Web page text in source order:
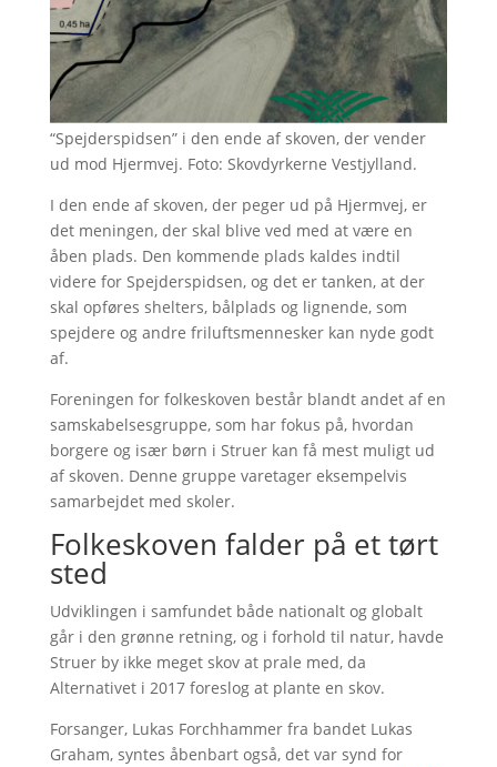
“Spejderspidsen” i den ende af skoven, der vender
ud mod Hjermvej. Foto: Skovdyrkerne Vestjylland.
I den ende af skoven, der peger ud på Hjermvej, er
det meningen, der skal blive ved med at være en
åben plads. Den kommende plads kaldes indtil
videre for Spejderspidsen, og det er tanken, at der
skal opføres shelters, bålplads og lignende, som
spejdere og andre friluftsmennesker kan nyde godt
af.
Foreningen for folkeskoven består blandt andet af en
samskabelsesgruppe, som har fokus på, hvordan
borgere og især børn i Struer kan få mest muligt ud
af skoven. Denne gruppe varetager eksempelvis
samarbejdet med skoler.
Folkeskoven falder på et tørt
sted
Udviklingen i samfundet både nationalt og globalt
går i den grønne retning, og i forhold til natur, havde
Struer by ikke meget skov at prale med, da
Alternativet i 2017 foreslog at plante en skov.
Forsanger, Lukas Forchhammer fra bandet Lukas
Graham, syntes åbenbart også, det var synd for